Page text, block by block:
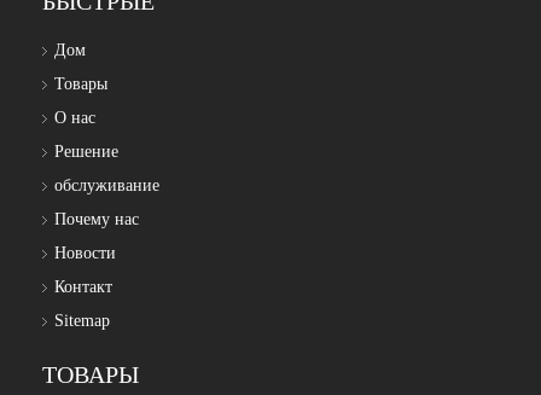
Дом
Товары
О нас
Решение
обслуживание
Почему нас
Новости
Контакт
Sitemap
ТОВАРЫ